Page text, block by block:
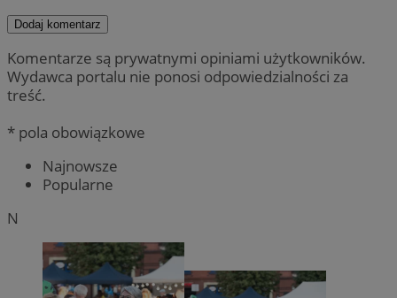
Dodaj komentarz
Komentarze są prywatnymi opiniami użytkowników.
Wydawca portalu nie ponosi odpowiedzialności za
treść.
* pola obowiązkowe
Najnowsze
Popularne
N